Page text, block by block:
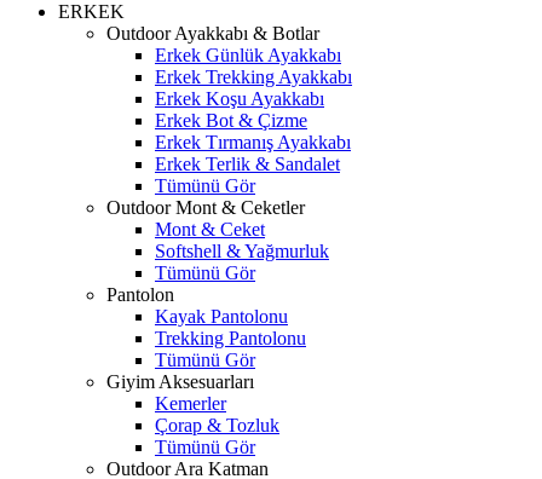
ERKEK
Outdoor Ayakkabı & Botlar
Erkek Günlük Ayakkabı
Erkek Trekking Ayakkabı
Erkek Koşu Ayakkabı
Erkek Bot & Çizme
Erkek Tırmanış Ayakkabı
Erkek Terlik & Sandalet
Tümünü Gör
Outdoor Mont & Ceketler
Mont & Ceket
Softshell & Yağmurluk
Tümünü Gör
Pantolon
Kayak Pantolonu
Trekking Pantolonu
Tümünü Gör
Giyim Aksesuarları
Kemerler
Çorap & Tozluk
Tümünü Gör
Outdoor Ara Katman